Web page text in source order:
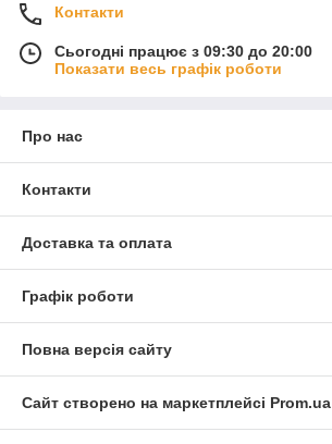
Контакти
Сьогодні працює з 09:30 до 20:00
Показати весь графік роботи
Про нас
Контакти
Доставка та оплата
Графік роботи
Повна версія сайту
Сайт створено на маркетплейсі Prom.ua